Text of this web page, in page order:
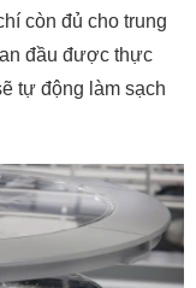
còn đủ cho trung
đầu được thực
tự động làm sạch